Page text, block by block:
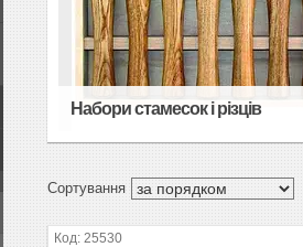
Набори стамесок і різців
25530